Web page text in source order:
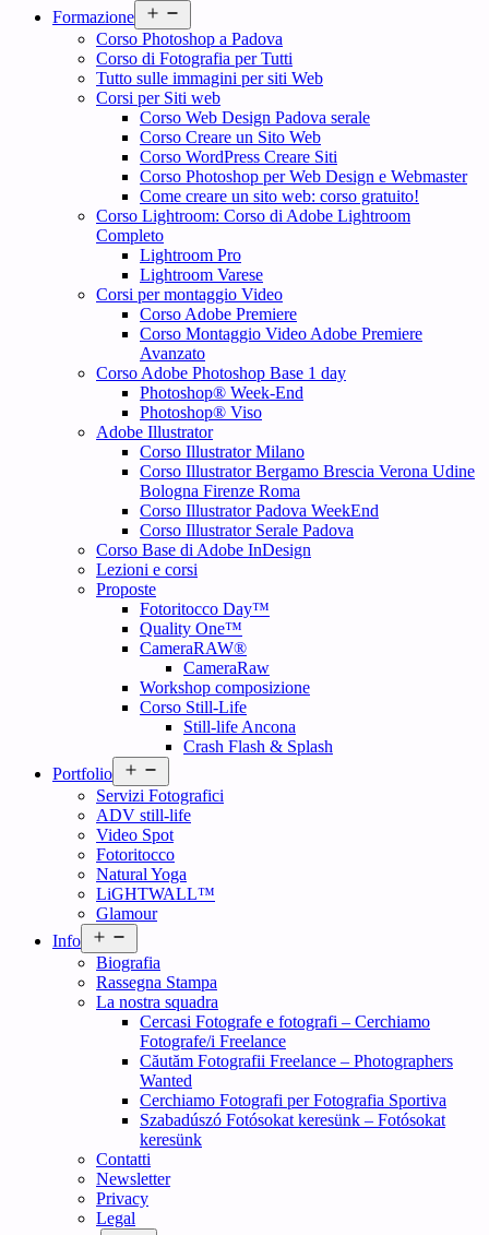
Formazione
menu
Corso Photoshop a Padova
Corso di Fotografia per Tutti
Tutto sulle immagini per siti Web
Corsi per Siti web
Corso Web Design Padova serale
Corso Creare un Sito Web
Corso WordPress Creare Siti
Corso Photoshop per Web Design e Webmaster
Come creare un sito web: corso gratuito!
Corso Lightroom: Corso di Adobe Lightroom
Completo
Lightroom Pro
Lightroom Varese
Corsi per montaggio Video
Corso Adobe Premiere
Corso Montaggio Video Adobe Premiere
Avanzato
Corso Adobe Photoshop Base 1 day
Photoshop® Week-End
Photoshop® Viso
Adobe Illustrator
Corso Illustrator Milano
Corso Illustrator Bergamo Brescia Verona Udine
Bologna Firenze Roma
Corso Illustrator Padova WeekEnd
Corso Illustrator Serale Padova
Corso Base di Adobe InDesign
Lezioni e corsi
Proposte
Fotoritocco Day™
Quality One™
CameraRAW®
CameraRaw
Workshop composizione
Corso Still-Life
Still-life Ancona
Crash Flash & Splash
Portfolio
menu
Servizi Fotografici
ADV still-life
Video Spot
Fotoritocco
Natural Yoga
LiGHTWALL™
Glamour
Info
menu
Biografia
Rassegna Stampa
La nostra squadra
Cercasi Fotografe e fotografi – Cerchiamo
Fotografe/i Freelance
Căutăm Fotografii Freelance – Photographers
Wanted
Cerchiamo Fotografi per Fotografia Sportiva
Szabadúszó Fotósokat keresünk – Fotósokat
keresünk
Contatti
Newsletter
Privacy
Legal